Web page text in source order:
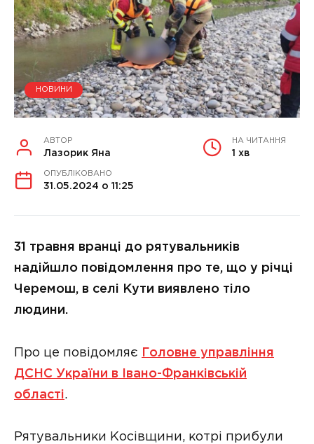
НОВИНИ
АВТОР
Лазорик Яна
НА ЧИТАННЯ
1 хв
ОПУБЛІКОВАНО
31.05.2024 о 11:25
31 травня вранці до рятувальників
надійшло повідомлення про те, що у річці
Черемош, в селі Кути виявлено тіло
людини.
Про це повідомляє
Головне управління
ДСНС України в Івано-Франківській
області.
Рятувальники Косівщини, котрі прибули